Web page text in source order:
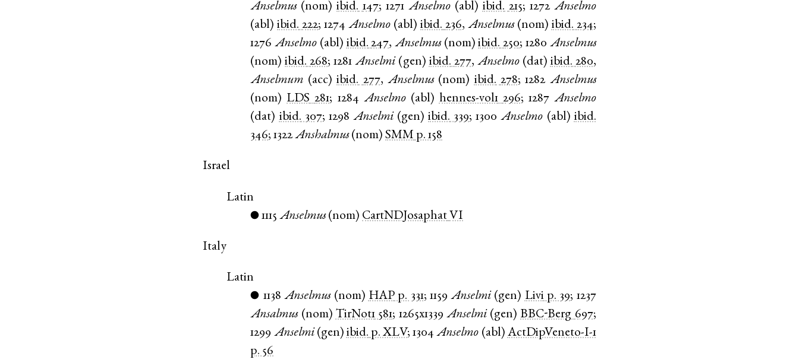
Anselmus(nom)ibid. 147;1271 Anselmo (abl) ibid. 215; 1272 Anselmo
(abl)ibid. 222;1274 Anselmo (abl)ibid. 236, Anselmus(nom) ibid. 234;
1276 Anselmo (abl) ibid. 247,Anselmus(nom)ibid. 250; 1280 Anselmus
(nom)ibid. 268;1281 Anselmi (gen) ibid. 277, Anselmo(dat) ibid. 280,
Anselmum (acc)ibid. 277, Anselmus(nom) ibid. 278;1282 Anselmus
(nom) LDS 281; 1284 Anselmo(abl) hennes-vol1 296; 1287 Anselmo
(dat) ibid. 307; 1298 Anselmi(gen)ibid. 339;1300 Anselmo (abl) ibid.
346;1322Anshalmus(nom)SMM p. 158
Israel
Latin
● 1115 Anselmus(nom) CartNDJosaphat VI
Italy
Latin
● 1138 Anselmus(nom) HAP p. 331; 1159 Anselmi (gen) Livi p. 39; 1237
Ansalmus(nom) TirNot1 581; 1265x1339 Anselmi(gen)BBC-Berg 697;
1299 Anselmi(gen) ibid. p. XLV;1304 Anselmo (abl) ActDipVeneto-I-1
p. 56